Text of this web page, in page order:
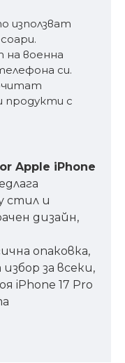
използват
на военна
си.
продукти с
Apple iPhone
стил и
дизайн,
опаковка,
за всеки,
iPhone 17 Pro